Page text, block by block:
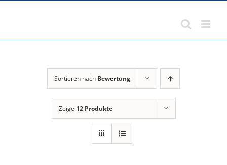
Sortieren nach Bewertung
Zeige 12 Produkte